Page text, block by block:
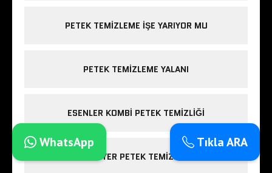
PETEK TEMIZLEME IŞE YARIYOR MU
PETEK TEMIZLEME YALANI
ESENLER KOMBI PETEK TEMIZLIĞI
SARIYER PETEK TEMIZLIĞI
Tıkla ARA
WhatsApp